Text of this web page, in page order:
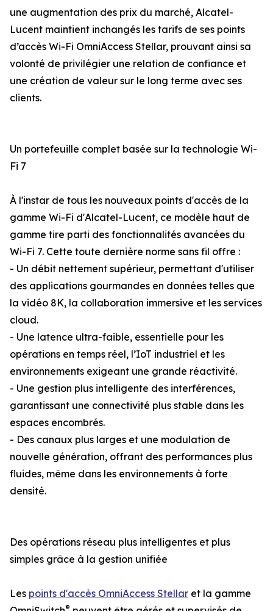
une augmentation des prix du marché, Alcatel-
Lucent maintient inchangés les tarifs de ses points
d’accès Wi-Fi OmniAccess Stellar, prouvant ainsi sa
volonté de privilégier une relation de confiance et
une création de valeur sur le long terme avec ses
clients.
Un portefeuille complet basée sur la technologie Wi-
Fi 7
À l'instar de tous les nouveaux points d'accès de la
gamme Wi-Fi d'Alcatel-Lucent, ce modèle haut de
gamme tire parti des fonctionnalités avancées du
Wi-Fi 7. Cette toute dernière norme sans fil offre :
- Un débit nettement supérieur, permettant d'utiliser
des applications gourmandes en données telles que
la vidéo 8K, la collaboration immersive et les services
cloud.
- Une latence ultra-faible, essentielle pour les
opérations en temps réel, l’IoT industriel et les
environnements exigeant une grande réactivité.
- Une gestion plus intelligente des interférences,
garantissant une connectivité plus stable dans les
espaces encombrés.
- Des canaux plus larges et une modulation de
nouvelle génération, offrant des performances plus
fluides, même dans les environnements à forte
densité.
Des opérations réseau plus intelligentes et plus
simples grâce à la gestion unifiée
Les points d'accès OmniAccess Stellar et la gamme
®